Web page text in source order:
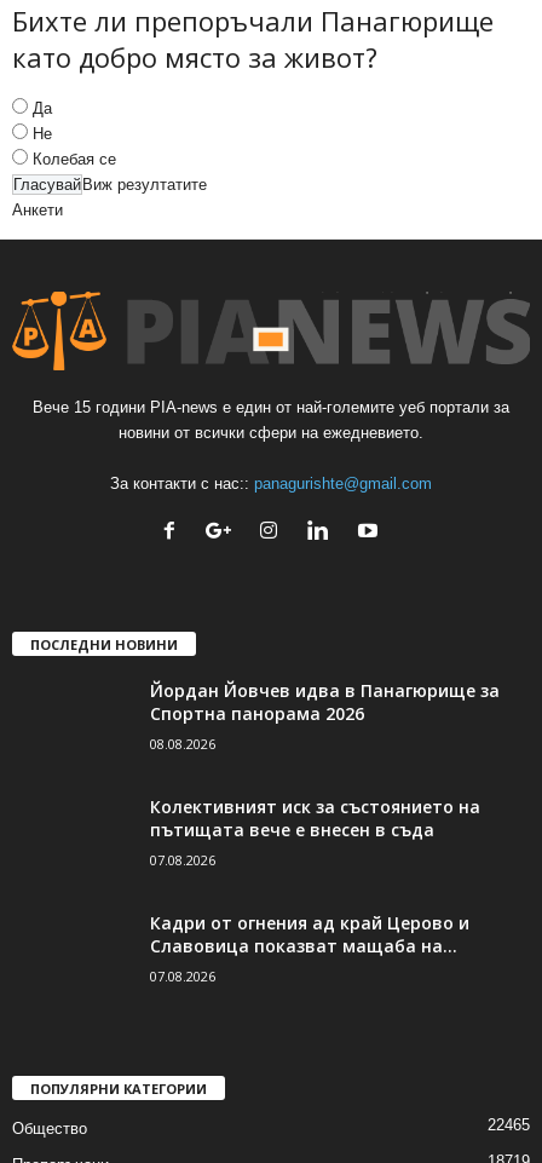
Бихте ли препоръчали Панагюрище
като добро място за живот?
Да
Не
Колебая се
Виж резултатите
Анкети
Вече 15 години PIA-news е един от най-големите уеб портали за
новини от всички сфери на ежедневието.
За контакти с нас:: panagurishte@gmail.com
ПОСЛЕДНИ НОВИНИ
Йордан Йовчев идва в Панагюрище за
Спортна панорама 2026
08.08.2026
Колективният иск за състоянието на
пътищата вече е внесен в съда
07.08.2026
Кадри от огнения ад край Церово и
Славовица показват мащаба на...
07.08.2026
ПОПУЛЯРНИ КАТЕГОРИИ
Общество 22465